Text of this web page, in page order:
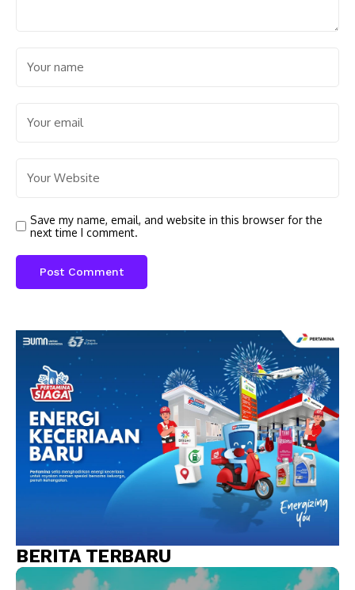
Save my name, email, and website in this browser for the
next time I comment.
BERITA TERBARU